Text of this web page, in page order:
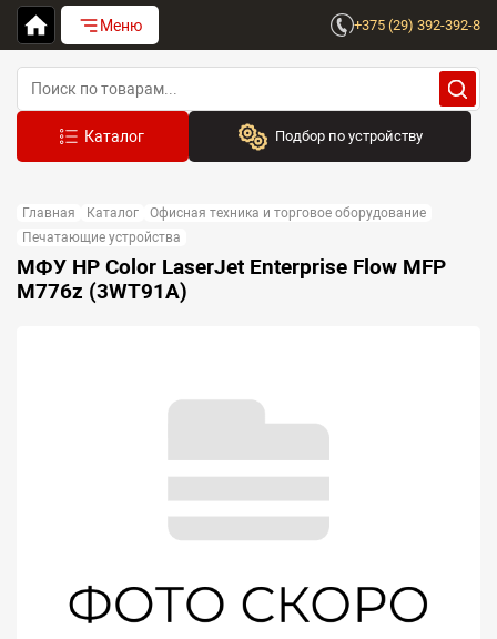
Меню +375 (29) 392-392-8
Подбор по устройству
Выберите бренд
Устройство:
Главная Каталог
Офисная техника и торговое оборудование
Печатающие устройства
МФУ HP Color LaserJet Enterprise Flow MFP
M776z (3WT91A)